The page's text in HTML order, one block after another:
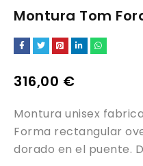
Montura Tom
316,00 €
Montura unisex
Forma rectangular
dorado en el puente.